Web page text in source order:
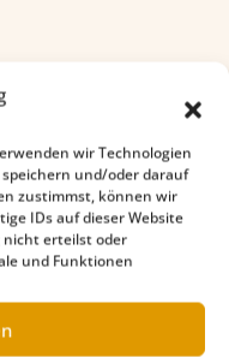
wir Technologien
und/oder darauf
zustimmst, können wir
IDs auf dieser Website
nicht erteilst oder
und Funktionen